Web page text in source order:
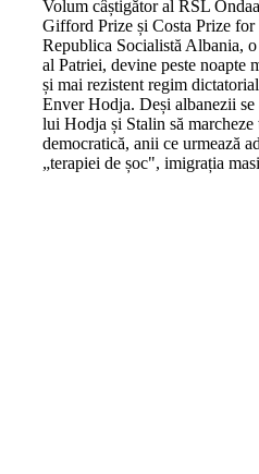
Volum câștigător al RSL
Gifford Prize și Costa Prize
Republica Socialistă Albania,
al Patriei, devine peste noapte
și mai rezistent regim
Enver Hodja. Deși albanezii se
lui Hodja și Stalin să
democratică, anii ce urmează
„terapiei de șoc", imigrația